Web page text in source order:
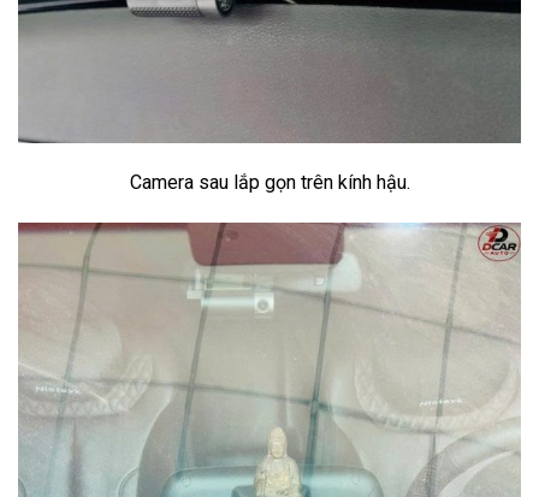
Camera sau lắp gọn trên kính hậu.